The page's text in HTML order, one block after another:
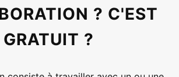
? C'EST
GRATUIT ?